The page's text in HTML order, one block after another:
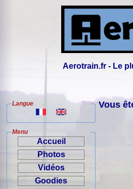
Aerotrain.fr - Le
Langue
Menu
Accueil
Photos
Vidéos
Goodies
Vous